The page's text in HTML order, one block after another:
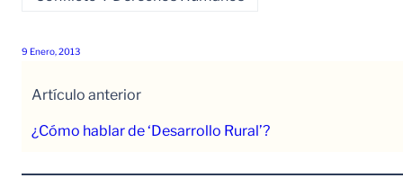
9 Enero, 2013
Artículo anterior
¿Cómo hablar de ‘Desarrollo Rural’?